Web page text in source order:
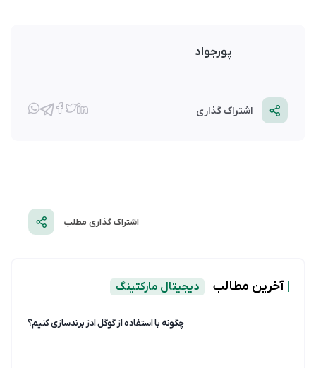
پورجواد
اشتراک گذاری
اشتراک گذاری مطلب
آخرین مطالب دیجیتال مارکتینگ
چگونه با استفاده از گوگل ادز برندسازی کنیم؟